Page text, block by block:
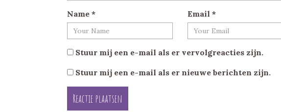
Name * Email *
Stuur mij een e-mail als er vervolgreacties zijn.
Stuur mij een e-mail als er nieuwe berichten zijn.